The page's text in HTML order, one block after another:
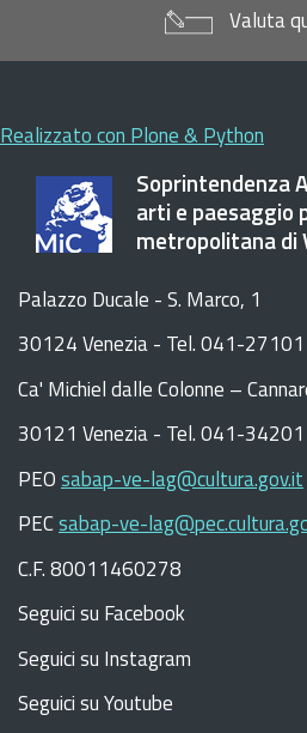
Valuta
Realizzato con Plone & Python
Soprintendenza
arti e paesaggio
metropolitana di
Palazzo Ducale - S. Marco, 1
30124 Venezia - Tel. 041-
Ca' Michiel dalle Colonne –
30121 Venezia - Tel. 041-
PEOsabap-ve-lag@cultura.gov.it
PECsabap-ve-
C.F. 80011460278
Seguici su Facebook
Seguici su Instagram
Seguici su Youtube